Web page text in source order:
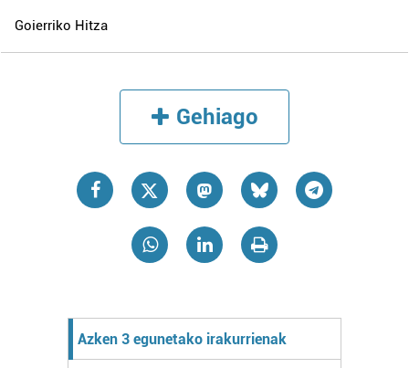
Goierriko Hitza
Gehiago
Azken 3 egunetako irakurrienak